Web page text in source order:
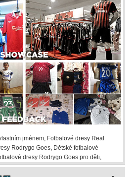
jménem Fotbalové dresy Real
Rodrygo Goes Dětské fotbalové
dresy Rodrygo Goes pro děti